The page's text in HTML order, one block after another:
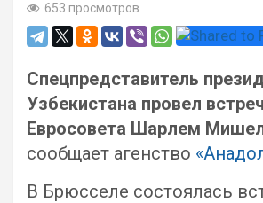
653 просмотров
Спецпредставитель
Узбекистана провел
Евросовета Шарлем
сообщает агенство
В Брюсселе состоялась